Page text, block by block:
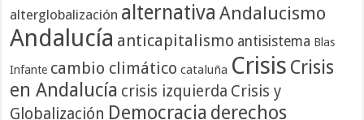
alterglobalización alternativa Andalucismo
Andalucía anticapitalismo antisistema Blas
Infante cambio climático cataluña Crisis Crisis
en Andalucía crisis izquierda Crisis y
Globalización Democracia derechos